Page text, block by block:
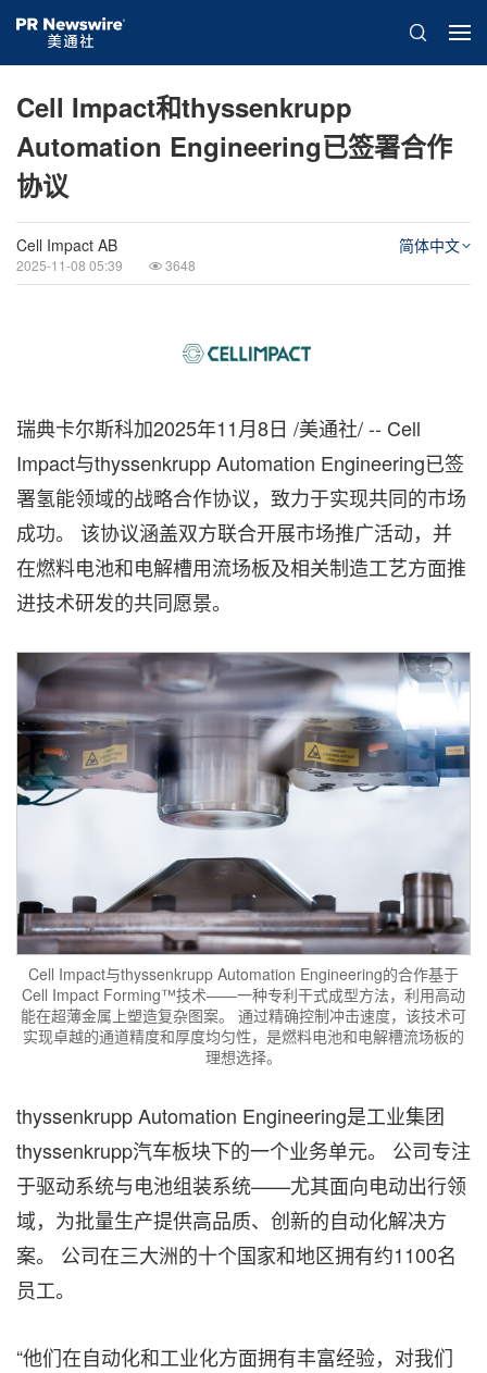
Cell Impact和thyssenkrupp
Automation Engineering已签署合作
协议
Cell Impact AB
2025-11-08 05:39 3648
简体中文
瑞典卡尔斯科加2025年11月8日 /美通社/ -- Cell
Impact与thyssenkrupp Automation Engineering已签
署氢能领域的战略合作协议，致力于实现共同的市场
成功。 该协议涵盖双方联合开展市场推广活动，并
在燃料电池和电解槽用流场板及相关制造工艺方面推
进技术研发的共同愿景。
Cell Impact与thyssenkrupp Automation Engineering的合作基于
Cell Impact Forming™技术——一种专利干式成型方法，利用高动
能在超薄金属上塑造复杂图案。 通过精确控制冲击速度，该技术可
实现卓越的通道精度和厚度均匀性，是燃料电池和电解槽流场板的
理想选择。
thyssenkrupp Automation Engineering是工业集团
thyssenkrupp汽车板块下的一个业务单元。 公司专注
于驱动系统与电池组装系统——尤其面向电动出行领
域，为批量生产提供高品质、创新的自动化解决方
案。 公司在三大洲的十个国家和地区拥有约1100名
员工。
“他们在自动化和工业化方面拥有丰富经验，对我们